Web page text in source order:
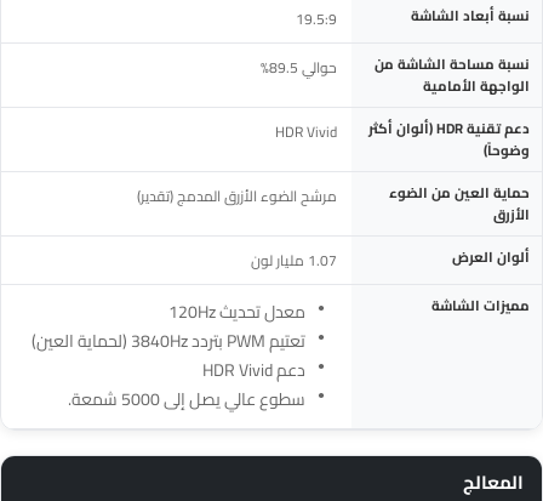
نسبة أبعاد الشاشة 19.5:9
نسبة مساحة الشاشة من
الواجهة الأمامية
حوالي 89.5%
دعم تقنية HDR (ألوان أكثر
وضوحاً)
HDR Vivid
حماية العين من الضوء
الأزرق
مرشح الضوء الأزرق المدمج (تقدير)
ألوان العرض 1.07 مليار لون
مميزات الشاشة
معدل تحديث 120Hz
تعتيم PWM بتردد 3840Hz (لحماية العين)
دعم HDR Vivid
سطوع عالي يصل إلى 5000 شمعة.
المعالج